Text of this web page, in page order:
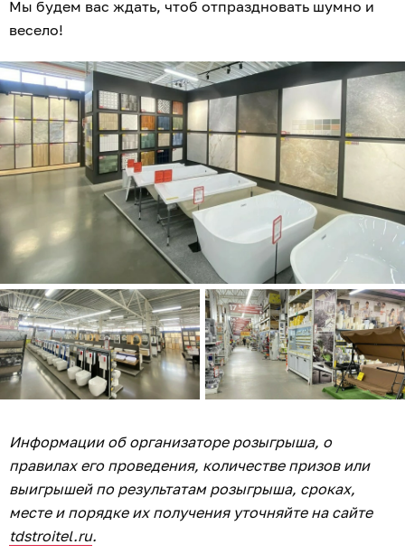
Мы будем вас ждать, чтоб отпраздновать шумно и
весело!
Информации об организаторе розыгрыша, о
правилах его проведения, количестве призов или
выигрышей по результатам розыгрыша, сроках,
месте и порядке их получения уточняйте на сайте
tdstroitel.ru.